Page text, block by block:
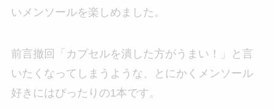
いメンソールを楽しめました。
前言撤回「カプセルを潰した方がうまい！」と言
いたくなってしまうような、とにかくメンソール
好きにはぴったりの1本です。